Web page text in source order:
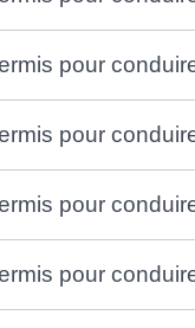
pour
pour
pour
pour